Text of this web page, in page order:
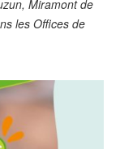
Miramont de
les Offices de